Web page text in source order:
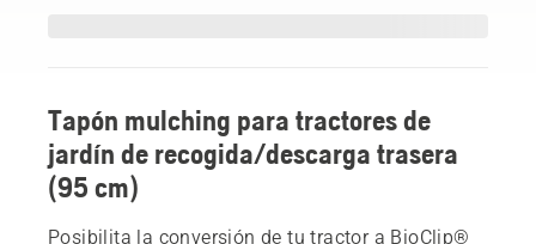
Tapón mulching para tractores de
jardín de recogida/descarga trasera
(95 cm)
Posibilita la conversión de tu tractor a BioClip®